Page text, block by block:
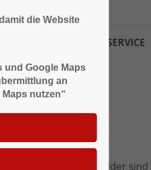
MIETERSERVICE
21.05.2011. Die Bilder
die Website
und Google Maps
an
nutzen“